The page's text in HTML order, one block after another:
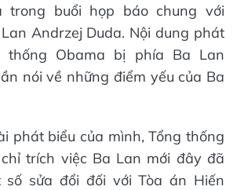
trong buổi họp báo chung với
Andrzej Duda. Nội dung phát
thống Obama bị phía Ba Lan
nói về những điểm yếu của Ba
phát biểu của mình, Tổng thống
trích việc Ba Lan mới đây đã
số sửa đổi đối với Tòa án Hiến